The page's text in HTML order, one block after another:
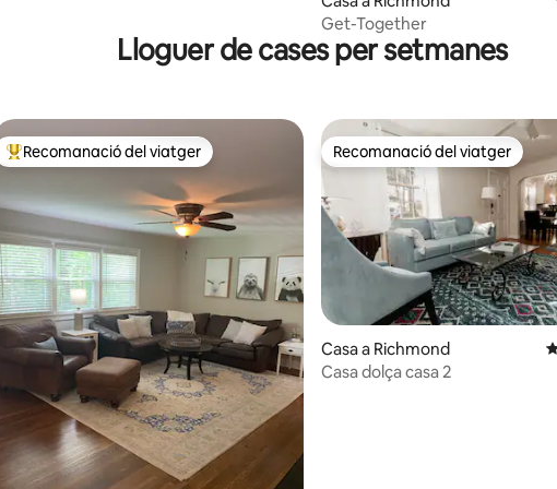
Get-Together
Lloguer de cases per setmanes
mitjana d'un total de 5; 301 avaluacions
Principals recomanacions dels viatgers
Recomanació del viatger Recomanació del viatger
Recomanació del viatger
Casa a Richmond
Casa dolça casa 2